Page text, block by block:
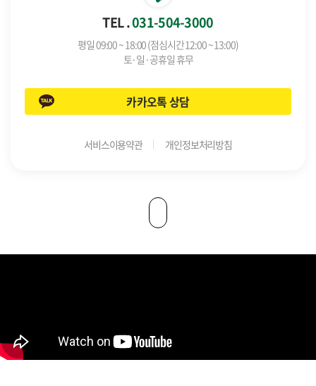
TEL .031-504-3000
평일 09:00 ~ 18:00 (점심시간 12:00 ~ 13:00)
토·일·공휴일 휴무
카카오톡 상담
서비스이용약관 개인정보처리방침